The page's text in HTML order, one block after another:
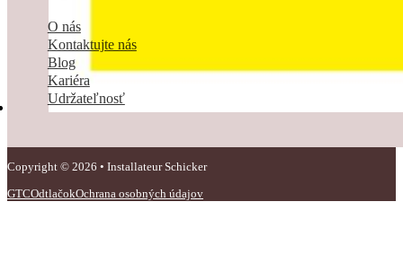
O nás
Kontaktujte nás
Blog
Kariéra
Udržateľnosť
Copyright © 2026 • Installateur Schicker
GTCOdtlačokOchrana osobných údajov